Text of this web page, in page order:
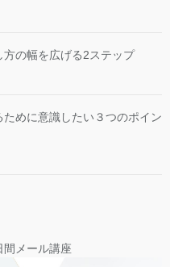
方の幅を広げる2ステップ
めに意識したい３つのポイン
間メール講座